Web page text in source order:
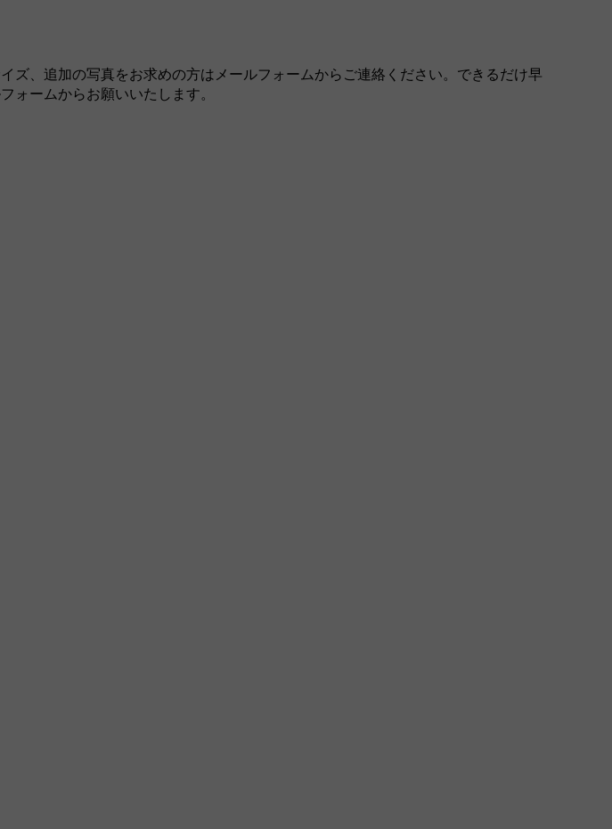
ズ、追加の写真をお求めの方はメールフォームからご連絡ください。できるだけ早
ォームからお願いいたします。